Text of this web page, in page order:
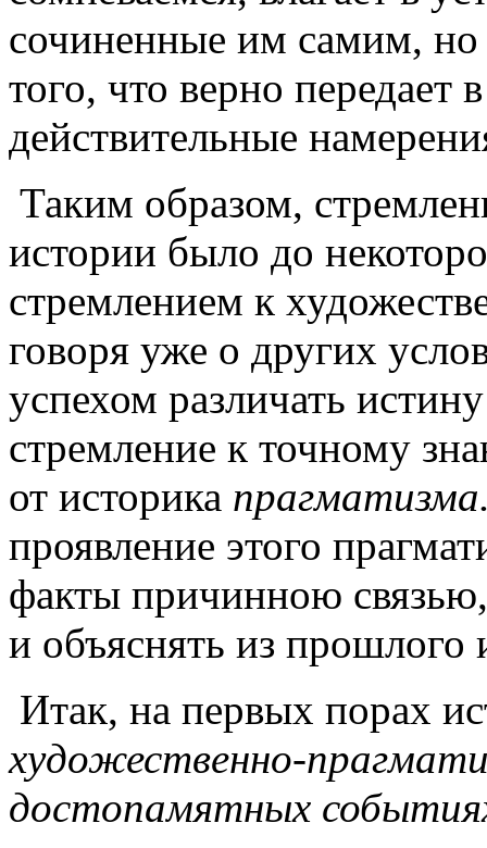
сочиненные им самим, но
того, что верно
действительные
Таким образом,
истории было до
стремлением к
говоря уже о других
успехом различать
стремление к точному
от историка
проявление этого
факты причинною связью,
и объяснять из
Итак, на первых порах
художественно-
достопамятных